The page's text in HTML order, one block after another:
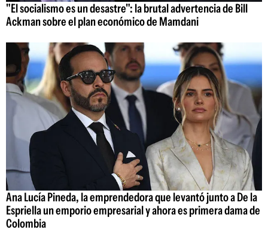
"El socialismo es un desastre": la brutal advertencia de Bill
Ackman sobre el plan económico de Mamdani
Ana Lucía Pineda, la emprendedora que levantó junto a De la
Espriella un emporio empresarial y ahora es primera dama de
Colombia